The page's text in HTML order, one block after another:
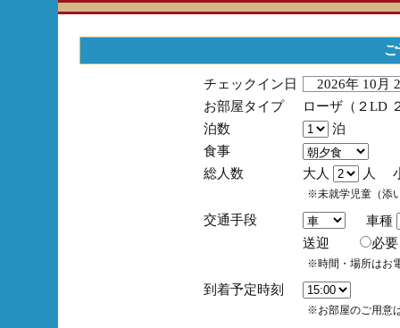
チェックイン日
2026年 10
お部屋タイプ
ローザ（２LD
泊数
泊
食事
総人数
大人 人
※未就学児童（添
交通手段
車種
送迎
※時間・場所はお
到着予定時刻
※お部屋のご用意